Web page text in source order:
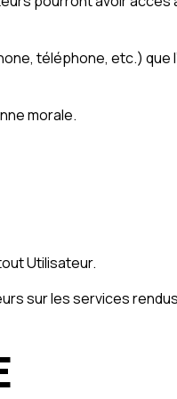
téléphone, etc.) que
morale.
Utilisateur.
sur les services